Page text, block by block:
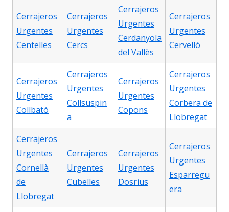
Cerrajeros
Urgentes
Centelles
Cerrajeros
Urgentes
Cercs
Cerrajeros
Urgentes
Cerdanyola
del Vallès
Cerrajeros
Urgentes
Cervelló
Cerrajeros
Urgentes
Collbató
Cerrajeros
Urgentes
Collsuspin
a
Cerrajeros
Urgentes
Copons
Cerrajeros
Urgentes
Corbera de
Llobregat
Cerrajeros
Urgentes
Cornellà
de
Llobregat
Cerrajeros
Urgentes
Cubelles
Cerrajeros
Urgentes
Dosrius
Cerrajeros
Urgentes
Esparregu
era